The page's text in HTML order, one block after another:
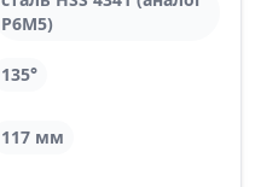
Р6М5)
135°
117 мм